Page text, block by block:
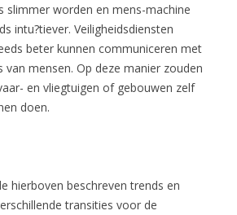
slimmer worden en mens-machine
intu?tiever. Veiligheidsdiensten
beter kunnen communiceren met
van mensen. Op deze manier zouden
en vliegtuigen of gebouwen zelf
doen.
hierboven beschreven trends en
transities voor de